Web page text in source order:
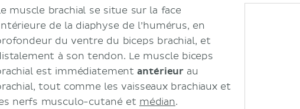
muscle brachial se situe sur la face
de la diaphyse de l’humérus, en
du ventre du biceps brachial, et
à son tendon. Le muscle biceps
est immédiatementantérieur au
tout comme les vaisseaux brachiaux et
nerfs musculo-cutané et médian.